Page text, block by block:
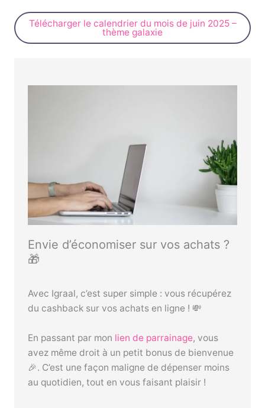
Télécharger le calendrier du mois de juin 2025 –
thème galaxie
Envie d’économiser sur vos achats ?
🎁
Avec Igraal, c’est super simple : vous récupérez
du cashback sur vos achats en ligne ! 💸
En passant par mon lien de parrainage, vous
avez même droit à un petit bonus de bienvenue
🎉. C’est une façon maligne de dépenser moins
au quotidien, tout en vous faisant plaisir !